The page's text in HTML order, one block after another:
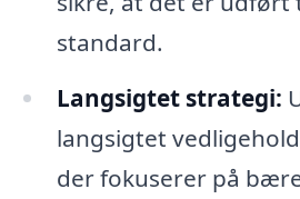
standard.
Langsigtet strategi:
langsigtet
der fokuserer på